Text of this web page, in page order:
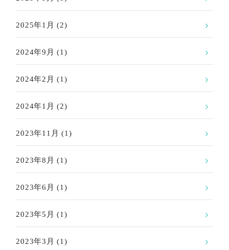
2025年1月 (2)
2024年9月 (1)
2024年2月 (1)
2024年1月 (2)
2023年11月 (1)
2023年8月 (1)
2023年6月 (1)
2023年5月 (1)
2023年3月 (1)